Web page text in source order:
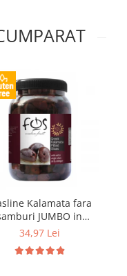
Kalamata fara
JUMBO in
saramura 1kg FOS
34,97 Lei